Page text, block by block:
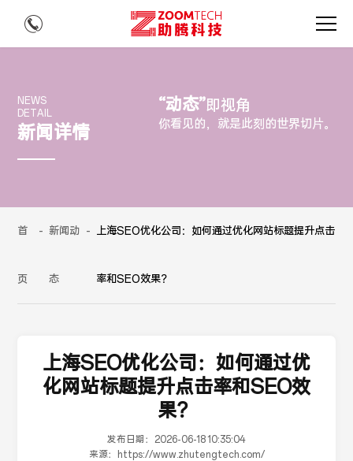
NEWS
DETAIL
新闻详情
“动态”即视角
你看见的，就是此刻的世界切片。
首
页
- 新闻动
态
- 上海SEO优化公司：如何通过优化网站标题提升点击
率和SEO效果？
上海SEO优化公司：如何通过优
化网站标题提升点击率和SEO效
果？
发布日期： 2026-06-18 10:35:04
来源：
https://www.zhutengtech.com/